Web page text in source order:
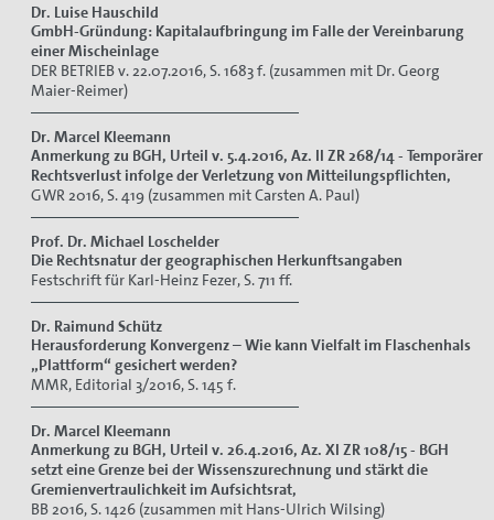
Dr. Luise Hauschild
GmbH-Gründung: Kapitalaufbringung im Falle der Vereinbarung
einer Mischeinlage
DER BETRIEB v. 22.07.2016, S. 1683 f. (zusammen mit Dr. Georg
Maier-Reimer)
Dr. Marcel Kleemann
Anmerkung zu BGH, Urteil v. 5.4.2016, Az. II ZR 268/14 - Temporärer
Rechtsverlust infolge der Verletzung von Mitteilungspflichten,
GWR 2016, S. 419 (zusammen mit Carsten A. Paul)
Prof. Dr. Michael Loschelder
Die Rechtsnatur der geographischen Herkunftsangaben
Festschrift für Karl-Heinz Fezer, S. 711 ff.
Dr. Raimund Schütz
Herausforderung Konvergenz – Wie kann Vielfalt im Flaschenhals
„Plattform“ gesichert werden?
MMR, Editorial 3/2016, S. 145 f.
Dr. Marcel Kleemann
Anmerkung zu BGH, Urteil v. 26.4.2016, Az. XI ZR 108/15 - BGH
setzt eine Grenze bei der Wissenszurechnung und stärkt die
Gremienvertraulichkeit im Aufsichtsrat,
BB 2016, S. 1426 (zusammen mit Hans-Ulrich Wilsing)